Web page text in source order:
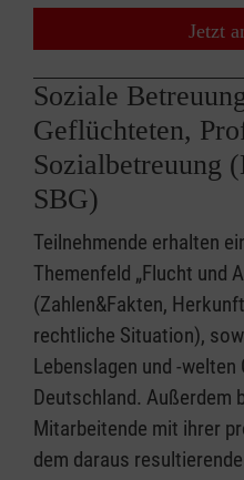
Jetzt
Soziale
Geflüchteten,
Sozialbetreuung
SBG)
Teilnehmende erhalten
Themenfeld „Flucht und
(Zahlen&Fakten,
rechtliche Situation),
Lebenslagen und -
Deutschland. Außerdem
Mitarbeitende mit ihrer
dem daraus